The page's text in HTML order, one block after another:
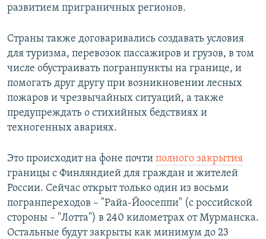
развитием приграничных регионов.
Страны также договаривались создавать условия
для туризма, перевозок пассажиров и грузов, в том
числе обустраивать погранпункты на границе, и
помогать друг другу при возникновении лесных
пожаров и чрезвычайных ситуаций, а также
предупреждать о стихийных бедствиях и
техногенных авариях.
Это происходит на фоне почти полного закрытия
границы с Финляндией для граждан и жителей
России. Сейчас открыт только один из восьми
погранпереходов – "Райа-Йоосеппи" (с российской
стороны – "Лотта") в 240 километрах от Мурманска.
Остальные будут закрыты как минимум до 23